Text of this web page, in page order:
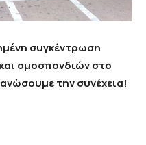
συγκέντρωση
ομοσπονδιών στο
την συνέχεια!